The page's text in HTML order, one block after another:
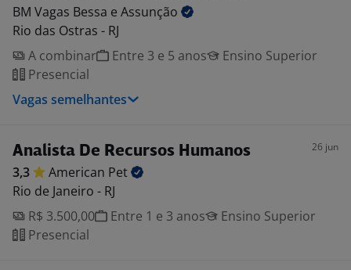
BM Vagas Bessa e Assunção
Rio das Ostras - RJ
A combinar
Entre 3 e 5 anos
Ensino Superior
Presencial
Vagas semelhantes
Analista De Recursos Humanos 26 jun
3,3 American Pet
Rio de Janeiro - RJ
R$ 3.500,00
Entre 1 e 3 anos
Ensino Superior
Presencial